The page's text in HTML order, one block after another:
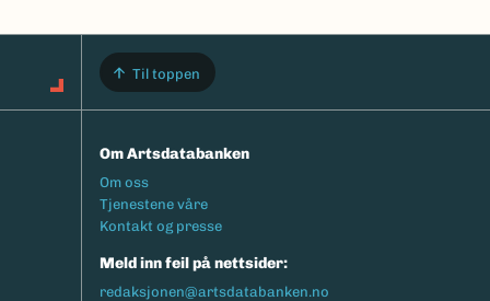
Til toppen
Om Artsdatabanken
Footermeny
Om oss
Tjenestene våre
Kontakt og presse
Meld inn feil på nettsider:
redaksjonen@artsdatabanken.no